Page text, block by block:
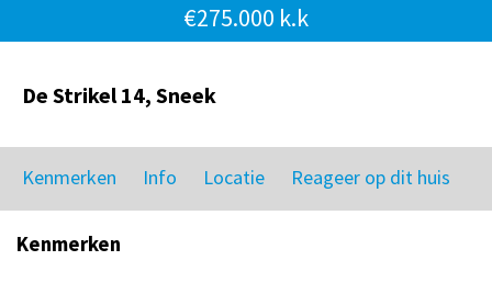
€275.000 k.k
De Strikel 14, Sneek
Kenmerken Info Locatie Reageer op dit huis
Kenmerken